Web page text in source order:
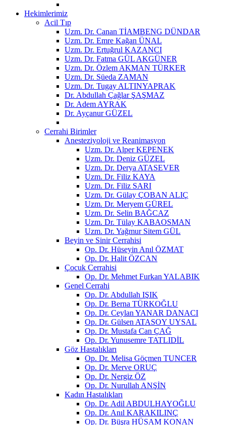
Hekimlerimiz
Acil Tıp
Uzm. Dr. Canan TİAMBENG DÜNDAR
Uzm. Dr. Emre Kağan ÜNAL
Uzm. Dr. Ertuğrul KAZANCI
Uzm. Dr. Fatma GÜL AKGÜNER
Uzm. Dr. Özlem AKMAN TÜRKER
Uzm. Dr. Süeda ZAMAN
Uzm. Dr. Tugay ALTINYAPRAK
Dr. Abdullah Çağlar ŞAŞMAZ
Dr. Adem AYRAK
Dr. Ayçanur GÜZEL
Cerrahi Birimler
Anesteziyoloji ve Reanimasyon
Uzm. Dr. Alper KEPENEK
Uzm. Dr. Deniz GÜZEL
Uzm. Dr. Derya ATASEVER
Uzm. Dr. Filiz KAYA
Uzm. Dr. Filiz SARI
Uzm. Dr. Gülay ÇOBAN ALIÇ
Uzm. Dr. Meryem GÜREL
Uzm. Dr. Selin BAĞCAZ
Uzm. Dr. Tülay KABAOSMAN
Uzm. Dr. Yağmur Sitem GÜL
Beyin ve Sinir Cerrahisi
Op. Dr. Hüseyin Anıl ÖZMAT
Op. Dr. Halit ÖZCAN
Çocuk Cerrahisi
Op. Dr. Mehmet Furkan YALABIK
Genel Cerrahi
Op. Dr. Abdullah IŞIK
Op. Dr. Berna TÜRKOĞLU
Op. Dr. Ceylan YANAR DANACI
Op. Dr. Gülsen ATASOY UYSAL
Op. Dr. Mustafa Can ÇAĞ
Op. Dr. Yunusemre TATLIDİL
Göz Hastalıkları
Op. Dr. Melisa Göçmen TUNCER
Op. Dr. Merve ORUÇ
Op. Dr. Nergiz ÖZ
Op. Dr. Nurullah ANŞİN
Kadın Hastalıkları
Op. Dr. Adil ABDULHAYOĞLU
Op. Dr. Anıl KARAKILINÇ
Op. Dr. Büşra HÜSAM KONAN